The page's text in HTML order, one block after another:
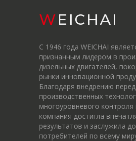
WEICHAI
С 1946 года WEICHAI
признанным лидером в
дизельных двигателей,
рынки инновационной
Благодаря внедрению
производственных
многоуровневого контроля
компания достигла
результатов и заслужила
потребителей по всему